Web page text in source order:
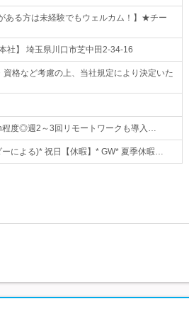
ある方は未経験でもウェルカム！】★チー
】 埼玉県川口市芝中田2-34-16
格など考慮の上、当社規定により決定いた
度◎週2～3回リモートワークも導入…
による)* 祝日【休暇】* GW* 夏季休暇…